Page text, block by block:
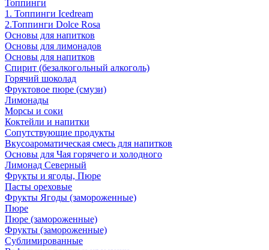
Топпинги
1. Топпинги Icedream
2.Топпинги Dolce Rosa
Основы для напитков
Основы для лимонадов
Основы для напитков
Спирит (безалкогольный алкоголь)
Горячий шоколад
Фруктовое пюре (смузи)
Лимонады
Морсы и соки
Коктейли и напитки
Сопутствующие продукты
Вкусоароматическая смесь для напитков
Основы для Чая горячего и холодного
Лимонад Северный
Фрукты и ягоды, Пюре
Пасты ореховые
Фрукты Ягоды (замороженные)
Пюре
Пюре (замороженные)
Фрукты (замороженные)
Сублимированные